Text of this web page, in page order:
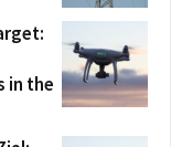
in the